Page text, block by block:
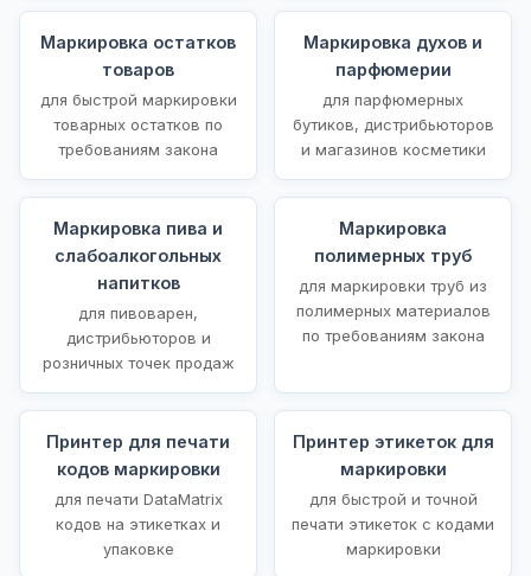
Маркировка остатков
товаров
для быстрой маркировки
товарных остатков по
требованиям закона
Маркировка духов и
парфюмерии
для парфюмерных
бутиков, дистрибьюторов
и магазинов косметики
Маркировка пива и
слабоалкогольных
напитков
для пивоварен,
дистрибьюторов и
розничных точек продаж
Маркировка
полимерных труб
для маркировки труб из
полимерных материалов
по требованиям закона
Принтер для печати
кодов маркировки
для печати DataMatrix
кодов на этикетках и
упаковке
Принтер этикеток для
маркировки
для быстрой и точной
печати этикеток с кодами
маркировки